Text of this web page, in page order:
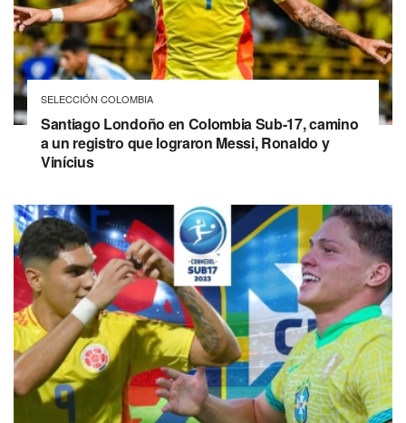
SELECCIÓN COLOMBIA
Santiago Londoño en Colombia Sub-17, camino
a un registro que lograron Messi, Ronaldo y
Vinícius